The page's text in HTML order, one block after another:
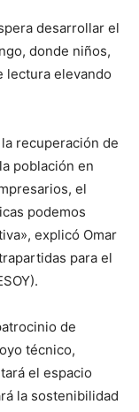
desarrollar el
donde niños,
lectura elevando
recuperación de
población en
el
podemos
explicó Omar
para el
de
técnico,
el espacio
la sostenibilidad